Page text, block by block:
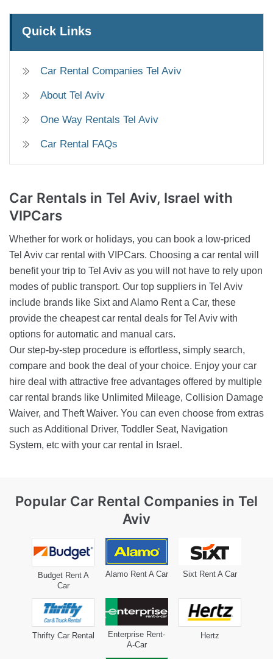
Quick Links
Car Rental Companies Tel Aviv
About Tel Aviv
One Way Rentals Tel Aviv
Car Rental FAQs
Car Rentals in Tel Aviv, Israel with
VIPCars
Whether for work or holidays, you can book a low-priced
Tel Aviv car rental with VIPCars. Choosing a car rental will
benefit your trip to Tel Aviv as you will not have to rely upon
modes of public transport. Our top suppliers in Tel Aviv
include brands like Sixt and Alamo Rent a Car, these
provide the cheapest car rental deals for Tel Aviv with
options for automatic and manual cars.
Our step-by-step procedure is effortless, simply search,
compare and book the deal of your choice. Enjoy your car
hire deal with attractive free advantages offered by multiple
car rental brands like Unlimited Mileage, Collision Damage
Waiver, and Theft Waiver. You can even choose from extras
such as Additional Driver, Toddler Seat, Navigation
System, etc with your car rental in Israel.
Popular Car Rental Companies in Tel
Aviv
Budget Rent A
Car
Alamo Rent A Car Sixt Rent A Car
Thrifty Car Rental
Enterprise Rent-
A-Car
Hertz